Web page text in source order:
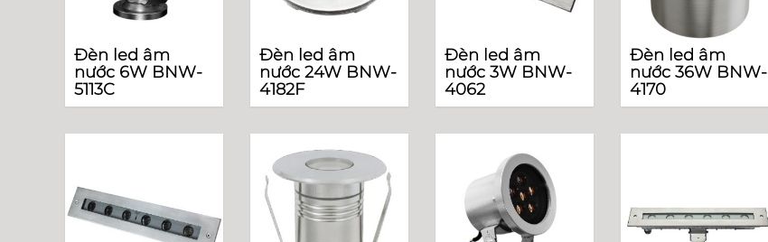
Đèn led âm
nước 6W BNW-
5113C
Đèn led âm
nước 24W BNW-
4182F
Đèn led âm
nước 3W BNW-
4062
Đèn led âm
nước 36W BNW-
4170